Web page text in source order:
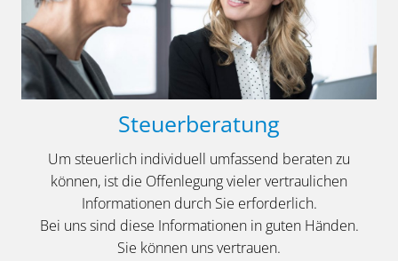
Steuerberatung
Um steuerlich individuell umfassend beraten zu
können, ist die Offen­legung vieler vertraulichen
Informationen durch Sie erforderlich.
Bei uns sind diese Informationen in guten Händen.
Sie können uns vertrauen.